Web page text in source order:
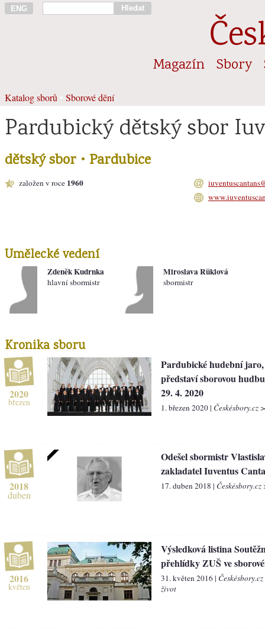
ENG Hledat
Magazín Sbory
Katalog sborů Sborové dění
Pardubický dětský sbor
dětský sbor • Pardubice
založen v roce 1960
Umělecké vedení
Zdeněk Kudrnka
hlavní sbormistr
Miroslava Rüklová
sbormistr
Kronika sboru
2020
březen
Pardubické hudební
představí sborovou
29. 4. 2020
1. březen 2020 | Českésbory.cz
2018
duben
Odešel sbormistr
zakladatel Iuventus
17. duben 2018 |
2016
květen
Výsledková listina
přehlídky ZUŠ ve
31. květen 2016 |
život